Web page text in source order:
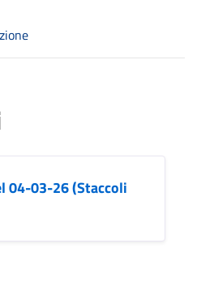
04-03-26 (Staccoli